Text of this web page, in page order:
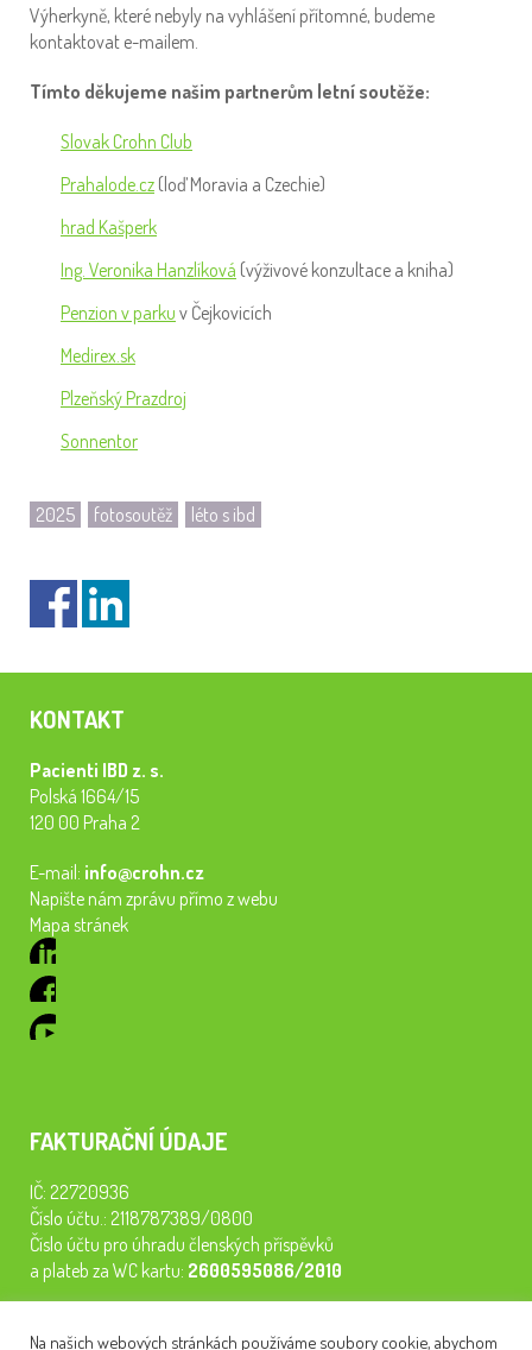
Výherkyně, které nebyly na vyhlášení přítomné, budeme
kontaktovat e-mailem.
Tímto děkujeme našim partnerům letní soutěže:
Slovak Crohn Club
Prahalode.cz (loď Moravia a Czechie)
hrad Kašperk
Ing. Veronika Hanzlíková (výživové konzultace a kniha)
Penzion v parku v Čejkovicích
Medirex.sk
Plzeňský Prazdroj
Sonnentor
2025 fotosoutěž léto s ibd
KONTAKT
Pacienti IBD z. s.
Polská 1664/15
120 00 Praha 2
E-mail: info@crohn.cz
Napište nám zprávu přímo z webu
Mapa stránek
FAKTURAČNÍ ÚDAJE
IČ: 22720936
Číslo účtu.: 2118787389/0800
Číslo účtu pro úhradu členských příspěvků
a plateb za WC kartu: 2600595086/2010
Na našich webových stránkách používáme soubory cookie, abychom